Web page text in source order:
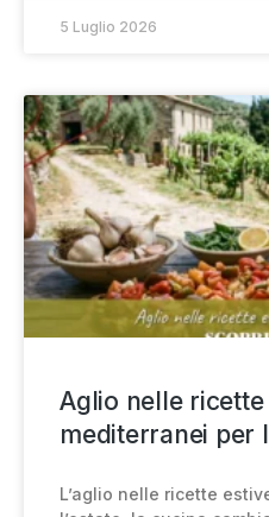
5 Luglio 2026
Aglio nelle
mediterranei per
L’aglio nelle ricette